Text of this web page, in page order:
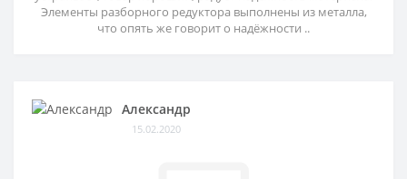
Элементы разборного редуктора выполнены из металла,
что опять же говорит о надёжности ..
Александр
15.02.2020